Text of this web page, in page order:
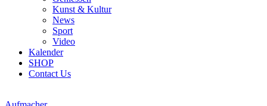
Kunst & Kultur
News
Sport
Video
Kalender
SHOP
Contact Us